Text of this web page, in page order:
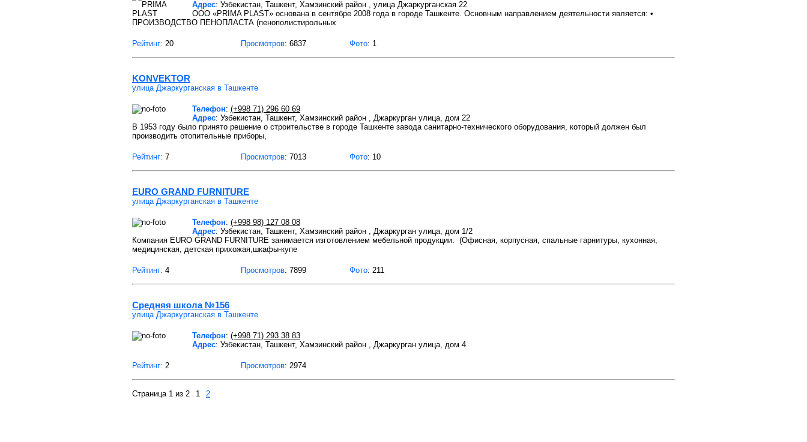
Адрес: Узбекистан, Ташкент, Хамзинский район , улица Джаркурганская 22
ООО «PRIMA PLAST» основана в сентябре 2008 года в городе Ташкенте. Основным направлением деятельности является: •
ПРОИЗВОДСТВО ПЕНОПЛАСТА (пенополистирольных
Рейтинг: 20 Просмотров: 6837 Фото: 1
KONVEKTOR
улица Джаркурганская в Ташкенте
Телефон: (+998 71) 296 60 69
Адрес: Узбекистан, Ташкент, Хамзинский район , Джаркурган улица, дом 22
В 1953 году было принято решение о строительстве в городе Ташкенте завода санитарно-технического оборудования, который должен был
производить отопительные приборы,
Рейтинг: 7 Просмотров: 7013 Фото: 10
EURO GRAND FURNITURE
улица Джаркурганская в Ташкенте
Телефон: (+998 98) 127 08 08
Адрес: Узбекистан, Ташкент, Хамзинский район , Джаркурган улица, дом 1/2
Компания EURO GRAND FURNITURE занимается изготовлением мебельной продукции: (Офисная, корпусная, спальные гарнитуры, кухонная,
медицинская, детская прихожая,шкафы-купе
Рейтинг: 4 Просмотров: 7899 Фото: 211
Средняя школа №156
улица Джаркурганская в Ташкенте
Телефон: (+998 71) 293 38 83
Адрес: Узбекистан, Ташкент, Хамзинский район , Джаркурган улица, дом 4
Рейтинг: 2 Просмотров: 2974
Страница 1 из 2 1 2